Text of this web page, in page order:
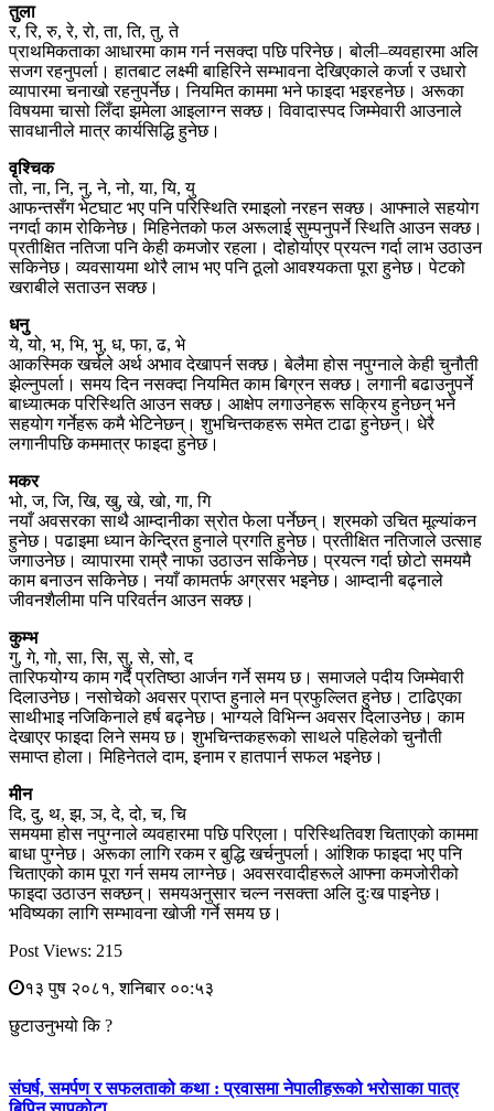
तुला
र, रि, रु, रे, रो, ता, ति, तु, ते
प्राथमिकताका आधारमा काम गर्न नसक्दा पछि परिनेछ। बोली–व्यवहारमा अलि
सजग रहनुपर्ला। हातबाट लक्ष्मी बाहिरिने सम्भावना देखिएकाले कर्जा र उधारो
व्यापारमा चनाखो रहनुपर्नेछ। नियमित काममा भने फाइदा भइरहनेछ। अरूका
विषयमा चासो लिँदा झमेला आइलाग्न सक्छ। विवादास्पद जिम्मेवारी आउनाले
सावधानीले मात्र कार्यसिद्धि हुनेछ।
वृश्चिक
तो, ना, नि, नु, ने, नो, या, यि, यु
आफन्तसँग भेटघाट भए पनि परिस्थिति रमाइलो नरहन सक्छ। आफ्नाले सहयोग
नगर्दा काम रोकिनेछ। मिहिनेतको फल अरूलाई सुम्पनुपर्ने स्थिति आउन सक्छ।
प्रतीक्षित नतिजा पनि केही कमजोर रहला। दोहोर्याएर प्रयत्न गर्दा लाभ उठाउन
सकिनेछ। व्यवसायमा थोरै लाभ भए पनि ठूलो आवश्यकता पूरा हुनेछ। पेटको
खराबीले सताउन सक्छ।
धनु
ये, यो, भ, भि, भु, ध, फा, ढ, भे
आकस्मिक खर्चले अर्थ अभाव देखापर्न सक्छ। बेलैमा होस नपुग्नाले केही चुनौती
झेल्नुपर्ला। समय दिन नसक्दा नियमित काम बिग्रन सक्छ। लगानी बढाउनुपर्ने
बाध्यात्मक परिस्थिति आउन सक्छ। आक्षेप लगाउनेहरू सक्रिय हुनेछन् भने
सहयोग गर्नेहरू कमै भेटिनेछन्। शुभचिन्तकहरू समेत टाढा हुनेछन्। धेरै
लगानीपछि कममात्र फाइदा हुनेछ।
मकर
भो, ज, जि, खि, खु, खे, खो, गा, गि
नयाँ अवसरका साथै आम्दानीका स्रोत फेला पर्नेछन्। श्रमको उचित मूल्यांकन
हुनेछ। पढाइमा ध्यान केन्द्रित हुनाले प्रगति हुनेछ। प्रतीक्षित नतिजाले उत्साह
जगाउनेछ। व्यापारमा राम्रै नाफा उठाउन सकिनेछ। प्रयत्न गर्दा छोटो समयमै
काम बनाउन सकिनेछ। नयाँ कामतर्फ अग्रसर भइनेछ। आम्दानी बढ्नाले
जीवनशैलीमा पनि परिवर्तन आउन सक्छ।
कुम्भ
गु, गे, गो, सा, सि, सु, से, सो, द
तारिफयोग्य काम गर्दै प्रतिष्ठा आर्जन गर्ने समय छ। समाजले पदीय जिम्मेवारी
दिलाउनेछ। नसोचेको अवसर प्राप्त हुनाले मन प्रफुल्लित हुनेछ। टाढिएका
साथीभाइ नजिकिनाले हर्ष बढ्नेछ। भाग्यले विभिन्न अवसर दिलाउनेछ। काम
देखाएर फाइदा लिने समय छ। शुभचिन्तकहरूको साथले पहिलेको चुनौती
समाप्त होला। मिहिनेतले दाम, इनाम र हातपार्न सफल भइनेछ।
मीन
दि, दु, थ, झ, ञ, दे, दो, च, चि
समयमा होस नपुग्नाले व्यवहारमा पछि परिएला। परिस्थितिवश चिताएको काममा
बाधा पुग्नेछ। अरूका लागि रकम र बुद्धि खर्चनुपर्ला। आंशिक फाइदा भए पनि
चिताएको काम पूरा गर्न समय लाग्नेछ। अवसरवादीहरूले आफ्ना कमजोरीको
फाइदा उठाउन सक्छन्। समयअनुसार चल्न नसक्ता अलि दुःख पाइनेछ।
भविष्यका लागि सम्भावना खोजी गर्ने समय छ।
Post Views: 215
१३ पुष २०८१, शनिबार ००:५३
छुटाउनुभयो कि ?
संघर्ष, समर्पण र सफलताको कथा : प्रवासमा नेपालीहरूको भरोसाका पात्र